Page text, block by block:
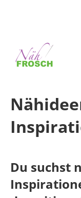
Du suchst